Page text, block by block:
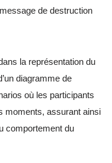
de destruction
la représentation du
diagramme de
où les participants
moments, assurant ainsi
comportement du